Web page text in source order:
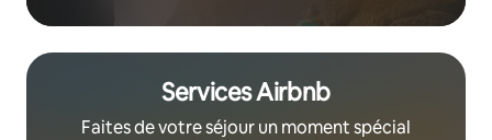
Services Airbnb
Faites de votre séjour un moment spécial